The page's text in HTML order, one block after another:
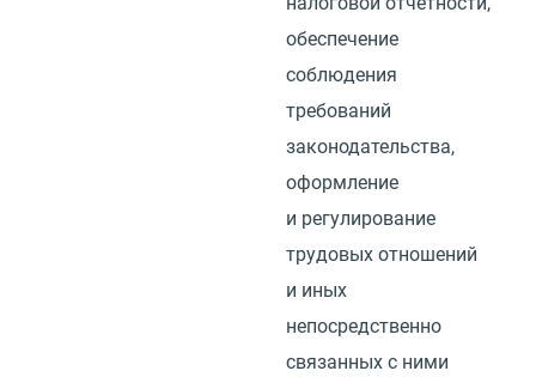
обеспечение
соблюдения
требований
законодательства,
оформление
и регулирование
трудовых отношений
и иных
непосредственно
связанных с ними